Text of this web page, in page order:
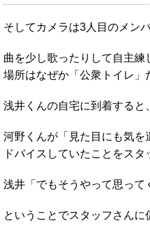
そしてカメラは3人目のメン
曲を少し歌ったりして自主
場所はなぜか「公衆トイレ」
浅井くんの自宅に到着すると、
河野くんが「見た目にも気
ドバイスしていたことをスタ
浅井「でもそうやって思って
ということでスタッフさん